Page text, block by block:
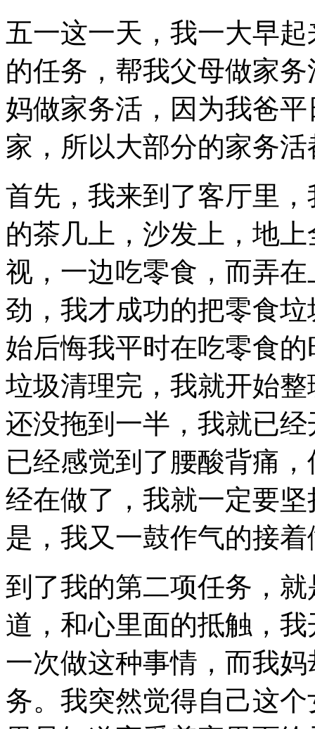
五一这一天，我一大早
的任务，帮我父母做家
妈做家务活，因为我爸
家，所以大部分的家务
首先，我来到了客厅里
的茶几上，沙发上，地
视，一边吃零食，而弄
劲，我才成功的把零食
始后悔我平时在吃零食
垃圾清理完，我就开始
还没拖到一半，我就已
已经感觉到了腰酸背痛
经在做了，我就一定要
是，我又一鼓作气的接
到了我的第二项任务，
道，和心里面的抵触，
一次做这种事情，而我
务。我突然觉得自己这